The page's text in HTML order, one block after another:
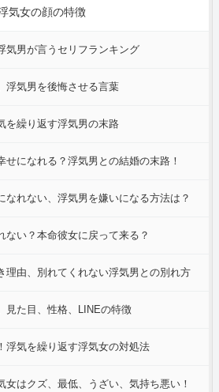
気女の顔の特徴
気男が言うセリフランキング
浮気男を後悔させる言葉
を繰り返す浮気男の末路
せになれる？浮気男との結婚の末路！
なれない、浮気男を嫌いになる方法は？
ない？本命彼女に戻って来る？
理由、別れてくれない浮気男との別れ方
見た目、性格、LINEの特徴
浮気を繰り返す浮気女の対処法
女はクズ、最低、うざい、気持ち悪い！